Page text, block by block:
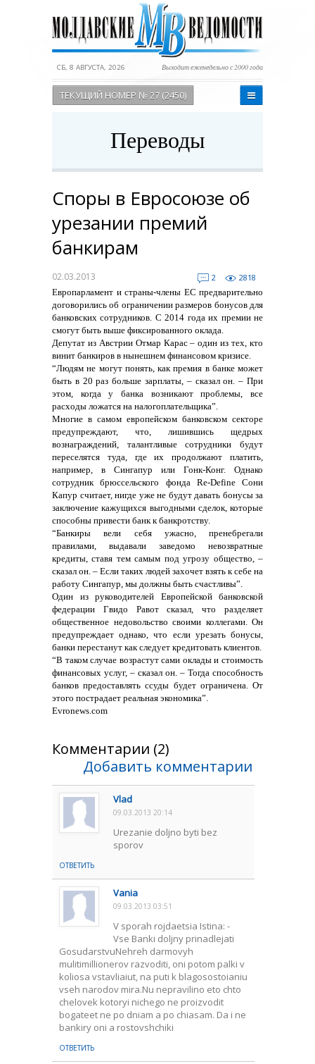
СБ, 8 АВГУСТА, 2026 Выходит еженедельно с 2000 года
ТЕКУЩИЙ НОМЕР № 27 (2450)
Переводы
Споры в Евросоюзе об
урезании премий
банкирам
02.03.2013 2
2818
Европарламент и страны-члены ЕС предварительно
договорились об ограничении размеров бонусов для
банковских сотрудников. C 2014 года их премии не
смогут быть выше фиксированного оклада.
Депутат из Австрии Отмар Карас – один из тех, кто
винит банкиров в нынешнем финансовом кризисе.
“Людям не могут понять, как премия в банке может
быть в 20 раз больше зарплаты, – сказал он. – При
этом, когда у банка возникают проблемы, все
расходы ложатся на налогоплательщика”.
Многие в самом европейском банковском секторе
предупреждают, что, лишившись щедрых
вознаграждений, талантливые сотрудники будут
переселятся туда, где их продолжают платить,
например, в Сингапур или Гонк-Конг. Однако
сотрудник брюссельского фонда Re-Define Сони
Капур считает, нигде уже не будут давать бонусы за
заключение кажущихся выгодными сделок, которые
способны привести банк к банкротству.
“Банкиры вели себя ужасно, пренебрегали
правилами, выдавали заведомо невозвратные
кредиты, ставя тем самым под угрозу общество, –
сказал он. – Если таких людей захочет взять к себе на
работу Сингапур, мы должны быть счастливы”.
Один из руководителей Европейской банковской
федерации Гвидо Равот сказал, что разделяет
общественное недовольство своими коллегами. Он
предупреждает однако, что если урезать бонусы,
банки перестанут как следует кредитовать клиентов.
“В таком случае возрастут сами оклады и стоимость
финансовых услуг, – сказал он. – Тогда способность
банков предоставлять ссуды будет ограничена. От
этого пострадает реальная экономика”.
Еvronews.com
Комментарии (2)
Добавить комментарии
Vlad
09.03.2013 20:14
Urezanie doljno byti bez
sporov
ОТВЕТИТЬ
Vania
09.03.2013 03:51
V sporah rojdaetsia Istina: -
Vse Banki doljny prinadlejati
GosudarstvuNehreh darmovyh
mulitimillionerov razvoditi, oni potom palki v
koliosa vstavliaiut, na puti k blagosostoianiu
vseh narodov mira.Nu nepravilino eto chto
chelovek kotoryi nichego ne proizvodit
bogateet ne po dniam a po chiasam. Da i ne
bankiry oni a rostovshchiki
ОТВЕТИТЬ